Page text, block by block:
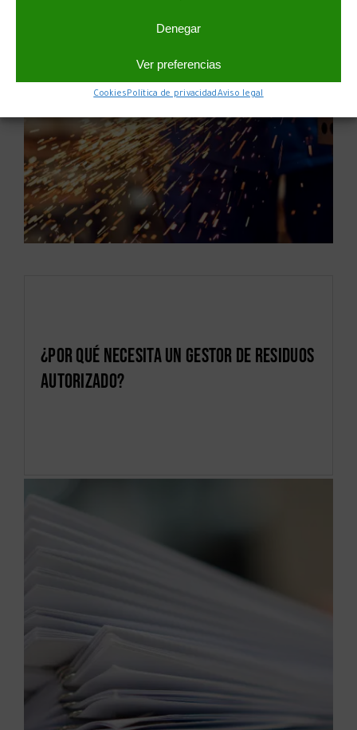
Denegar
Ver preferencias
CookiesPolítica de privacidadAviso legal
¿Por qué necesita un gestor de residuos
autorizado?